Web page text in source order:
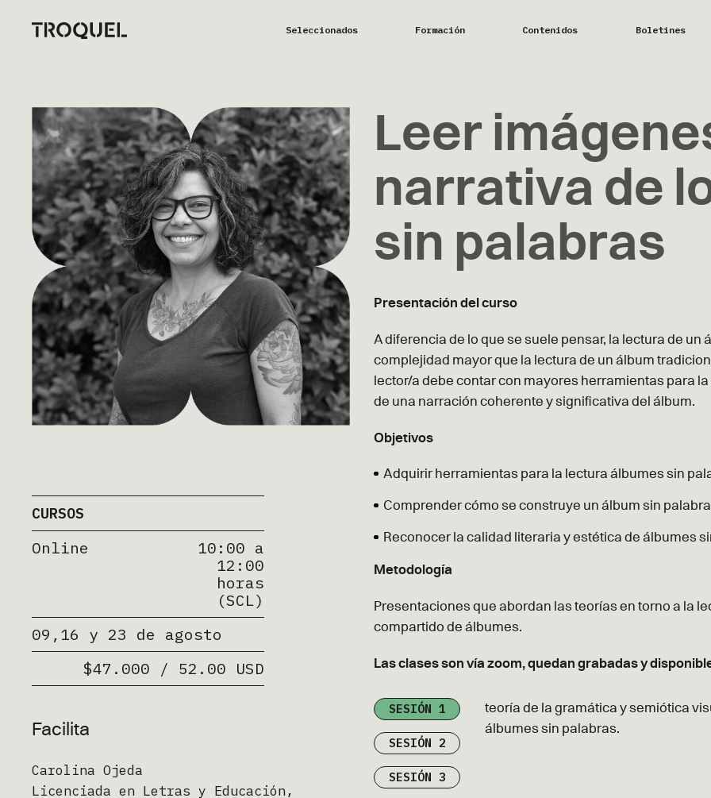
Seleccionados Formación Contenidos Boletines
CURSOS
Online
10:00 a
12:00
horas
(SCL)
09,16 y 23 de agosto
$47.000 / 52.00 USD
Facilita
Carolina Ojeda
Licenciada en Letras y Educación,
Leer
narrativa de
sin palabras
Presentación del curso
A diferencia de lo que se suele pensar, la lectura de
complejidad mayor que la lectura de un álbum
lector/a debe contar con mayores herramientas para
de una narración coherente y significativa del álbum.
Objetivos
Adquirir herramientas para la lectura álbumes sin
Comprender cómo se construye un álbum sin
Reconocer la calidad literaria y estética de álbumes
Metodología
Presentaciones que abordan las teorías en torno a la
compartido de álbumes.
Las clases son vía zoom, quedan grabadas y
SESIÓN 1
SESIÓN 2
SESIÓN 3
teoría de la gramática y semiótica
álbumes sin palabras.